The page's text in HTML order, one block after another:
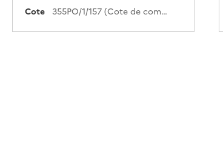
Cote
355PO/1/157 (Cote de commande)